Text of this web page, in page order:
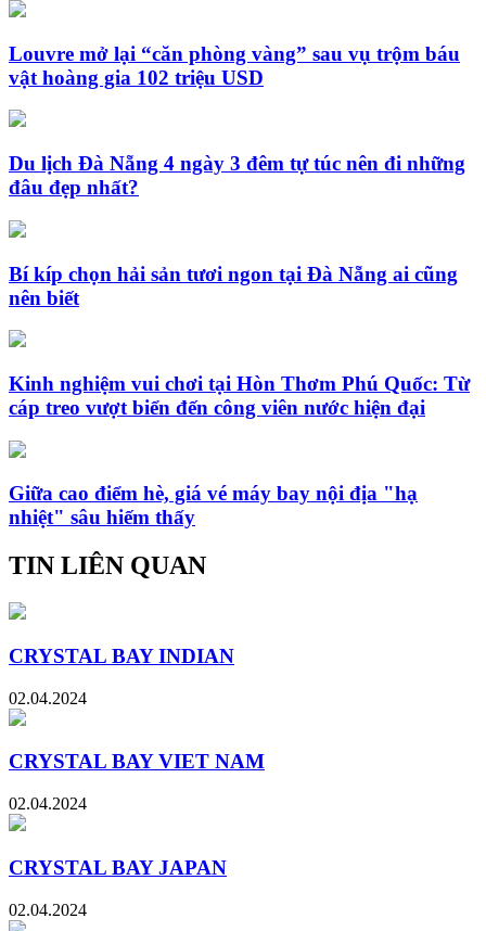
Louvre mở lại “căn phòng vàng” sau vụ trộm báu
vật hoàng gia 102 triệu USD
Du lịch Đà Nẵng 4 ngày 3 đêm tự túc nên đi những
đâu đẹp nhất?
Bí kíp chọn hải sản tươi ngon tại Đà Nẵng ai cũng
nên biết
Kinh nghiệm vui chơi tại Hòn Thơm Phú Quốc: Từ
cáp treo vượt biển đến công viên nước hiện đại
Giữa cao điểm hè, giá vé máy bay nội địa "hạ
nhiệt" sâu hiếm thấy
TIN LIÊN QUAN
CRYSTAL BAY INDIAN
02.04.2024
CRYSTAL BAY VIET NAM
02.04.2024
CRYSTAL BAY JAPAN
02.04.2024